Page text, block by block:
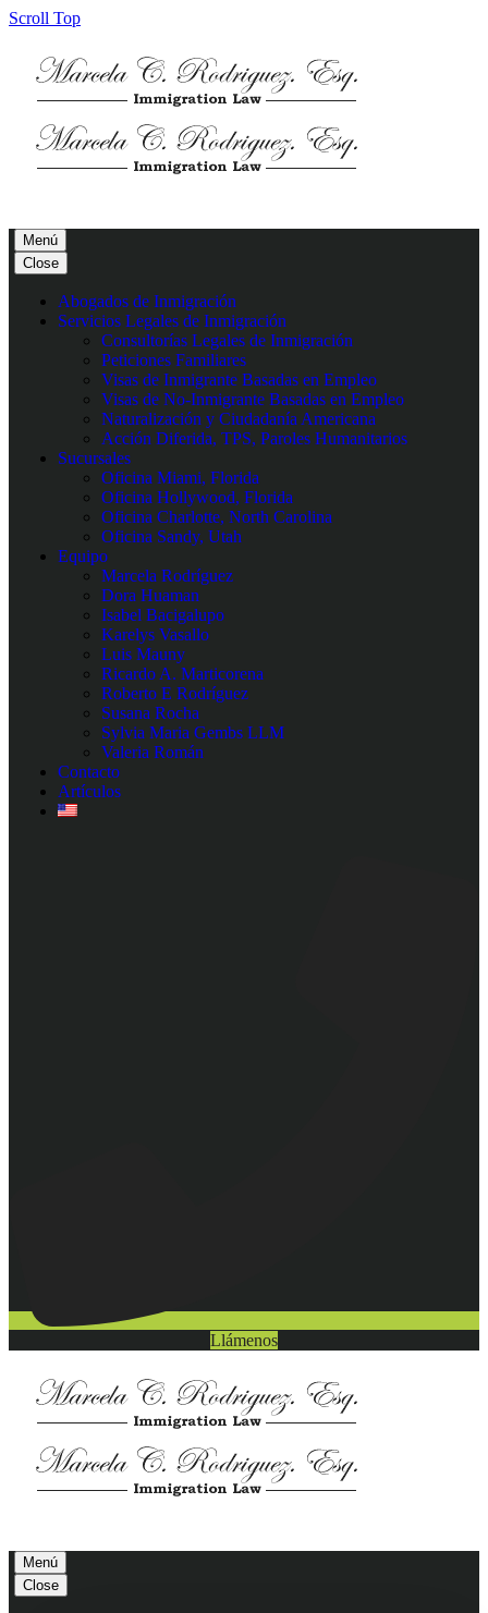
Scroll Top
Menú
Close
Abogados de Inmigración
Servicios Legales de Inmigración
Consultorías Legales de Inmigración
Peticiones Familiares
Visas de Inmigrante Basadas en Empleo
Visas de No-Inmigrante Basadas en Empleo
Naturalización y Ciudadanía Americana
Acción Diferida, TPS, Paroles Humanitarios
Sucursales
Oficina Miami, Florida
Oficina Hollywood, Florida
Oficina Charlotte, North Carolina
Oficina Sandy, Utah
Equipo
Marcela Rodríguez
Dora Huaman
Isabel Bacigalupo
Karelys Vasallo
Luis Mauny
Ricardo A. Marticorena
Roberto E Rodríguez
Susana Rocha
Sylvia Maria Gembs LLM
Valeria Román
Contacto
Artículos
Llámenos
Menú
Close